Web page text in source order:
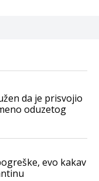
da je prisvojio
oduzetog
evo kakav